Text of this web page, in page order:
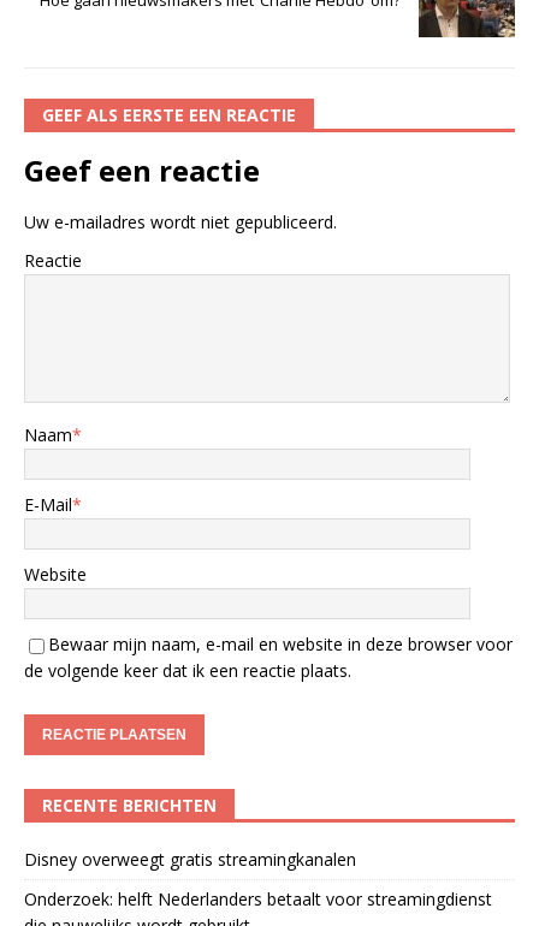
GEEF ALS EERSTE EEN REACTIE
Geef een reactie
Uw e-mailadres wordt niet gepubliceerd.
Reactie
Naam*
E-Mail*
Website
Bewaar mijn naam, e-mail en website in deze browser voor
de volgende keer dat ik een reactie plaats.
RECENTE BERICHTEN
Disney overweegt gratis streamingkanalen
Onderzoek: helft Nederlanders betaalt voor streamingdienst